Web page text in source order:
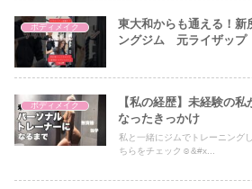
ボディメイク
東大和からも通える！新
ングジム 元ライザップ
ボディメイク
【私の経歴】未経験の
なったきっかけ
私と一緒にジムでトレーニング
ちらをチェック☺&#x...